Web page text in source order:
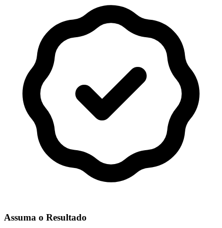
Assuma o Resultado